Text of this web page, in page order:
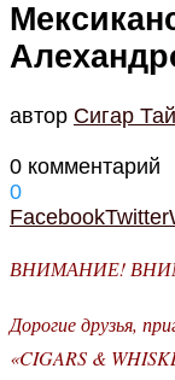
автор Cигар
0 комментарий
0
FacebookTwitter
ВНИМАНИЕ!
Дорогие друзья,
«CIGARS &